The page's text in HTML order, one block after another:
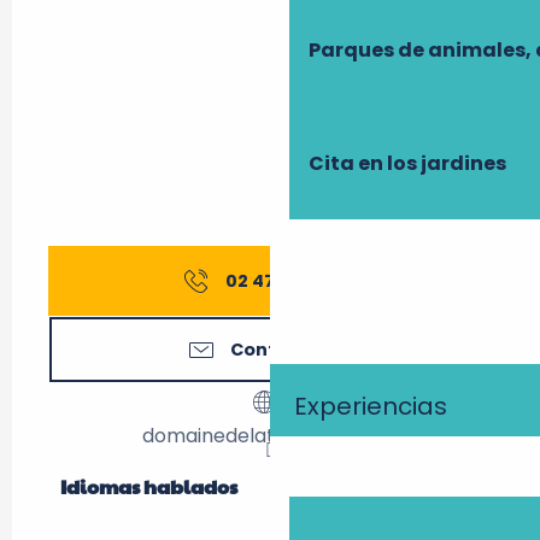
Parques de
Cita en los jardines
Experiencias
02 47 28 38
Contáctenos
domainedelatrigaliere.com
Idiomas hablados
Idiomas hablados